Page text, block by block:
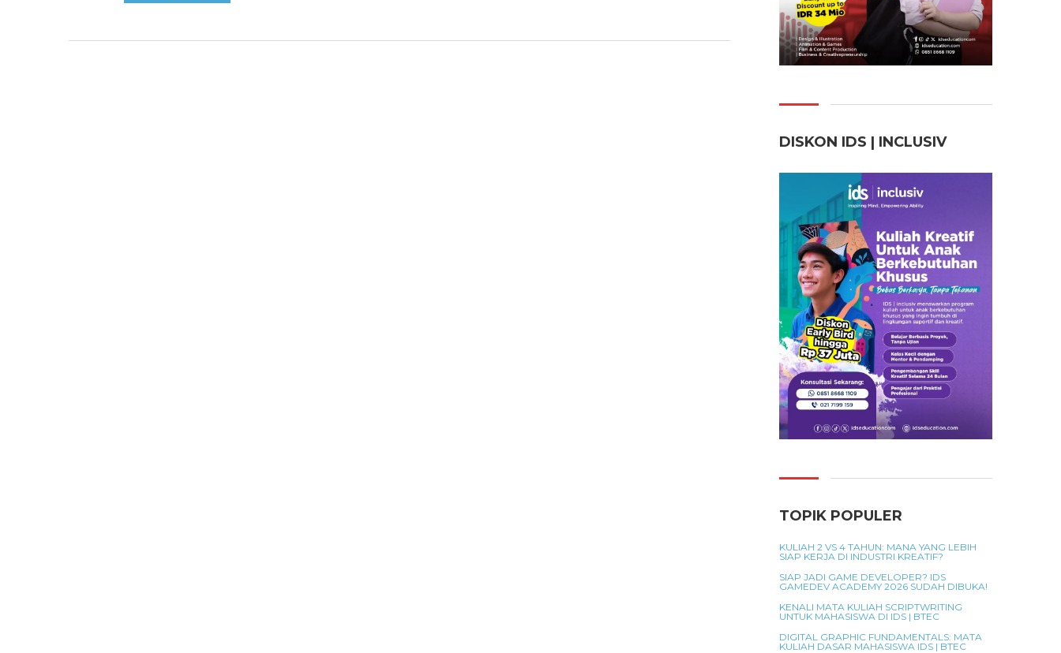
DISKON IDS | INCLUSIV
TOPIK POPULER
KULIAH 2 VS 4 TAHUN: MANA YANG LEBIH
SIAP KERJA DI INDUSTRI KREATIF?
SIAP JADI GAME DEVELOPER? IDS
GAMEDEV ACADEMY 2026 SUDAH DIBUKA!
KENALI MATA KULIAH SCRIPTWRITING
UNTUK MAHASISWA DI IDS | BTEC
DIGITAL GRAPHIC FUNDAMENTALS: MATA
KULIAH DASAR MAHASISWA IDS | BTEC